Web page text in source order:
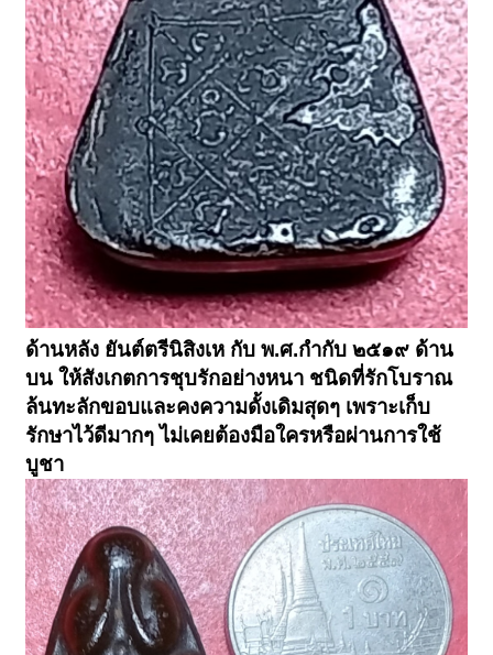
ด้านหลัง ยันต์ตรีนิสิงเห กับ พ.ศ.กำกับ ๒๕๑๙ ด้าน
บน ให้สังเกตการชุบรักอย่างหนา ชนิดที่รักโบราณ
ล้นทะลักขอบและคงความดั้งเดิมสุดๆ เพราะเก็บ
รักษาไว้ดีมากๆ ไม่เคยต้องมือใครหรือผ่านการใช้
บูชา